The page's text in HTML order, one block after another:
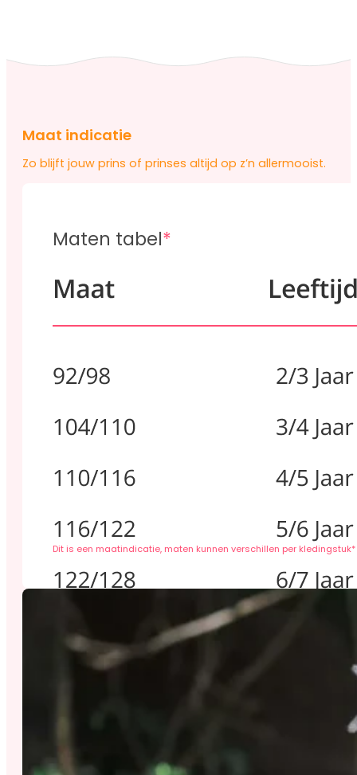
Maat indicatie
Zo blijft jouw prins of prinses altijd op z’n allermooist.
Maten tabel*
Dit is een maatindicatie, maten kunnen verschillen per kledingstuk*